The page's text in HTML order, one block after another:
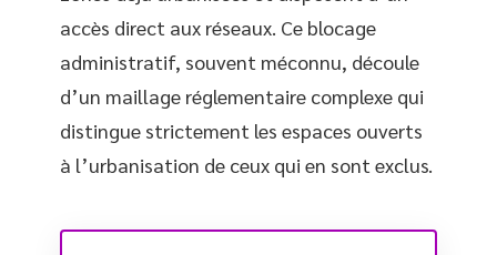
accès direct aux réseaux. Ce blocage
administratif, souvent méconnu, découle
d’un maillage réglementaire complexe qui
distingue strictement les espaces ouverts
à l’urbanisation de ceux qui en sont exclus.